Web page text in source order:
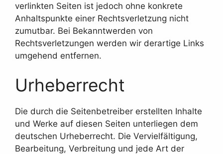
verlinkten Seiten ist jedoch ohne konkrete
Anhaltspunkte einer Rechtsverletzung nicht
zumutbar. Bei Bekanntwerden von
Rechtsverletzungen werden wir derartige Links
umgehend entfernen.
Urheberrecht
Die durch die Seitenbetreiber erstellten Inhalte
und Werke auf diesen Seiten unterliegen dem
deutschen Urheberrecht. Die Vervielfältigung,
Bearbeitung, Verbreitung und jede Art der